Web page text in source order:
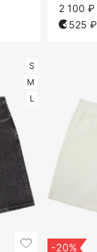
2 100 ₽
525 ₽
S
M
L
-20%